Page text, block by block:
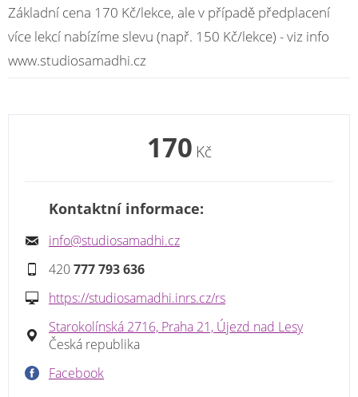
Základní cena 170 Kč/lekce, ale v případě předplacení
více lekcí nabízíme slevu (např. 150 Kč/lekce) - viz info
www.studiosamadhi.cz
170 Kč
Kontaktní informace:
info@studiosamadhi.cz
420777 793 636
https://studiosamadhi.inrs.cz/rs
Starokolínská 2716, Praha 21, Újezd nad Lesy
Česká republika
Facebook